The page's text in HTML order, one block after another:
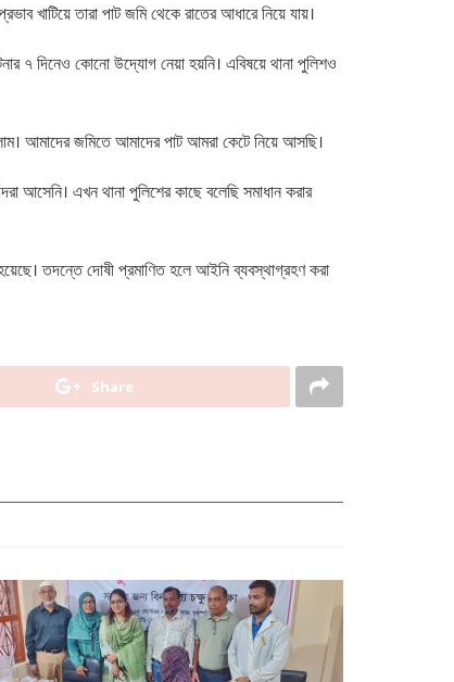
খাটিয়ে তারা পাট জমি থেকে রাতের আধারে নিয়ে যায়।
৭ দিনেও কোনো উদ্যোগ নেয়া হয়নি। এবিষয়ে থানা পুলিশও
আমাদের জমিতে আমাদের পাট আমরা কেটে নিয়ে আসছি।
আসেনি। এখন থানা পুলিশের কাছে বলেছি সমাধান করার
তদন্তে দোষী প্রমাণিত হলে আইনি ব্যবস্থাগ্রহণ করা
Share